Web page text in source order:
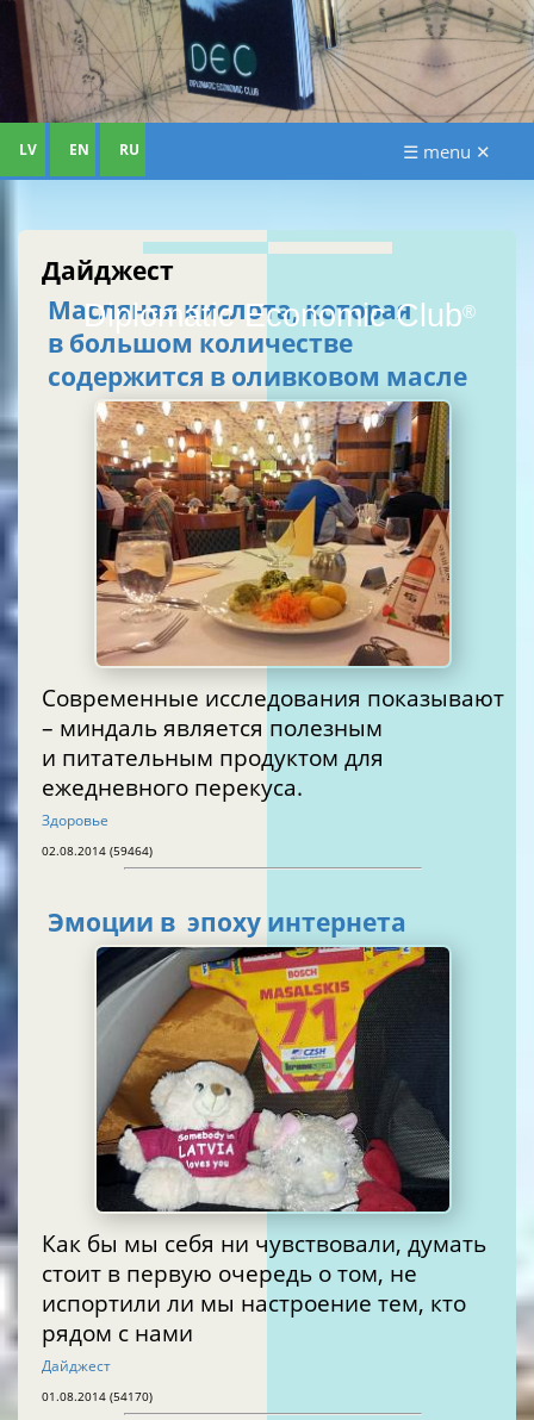
Diplomatic Economic Club®
LV EN RU ☰ menu ✕
Дайджест
Масляная кислота, которая
в большом количестве
содержится в оливковом масле
Современные исследования показывают
– миндаль является полезным
и питательным продуктом для
ежедневного перекуса.
Здоровье
02.08.2014 (59464)
Эмоции в эпоху интернета
Как бы мы себя ни чувствовали, думать
стоит в первую очередь о том, не
испортили ли мы настроение тем, кто
рядом с нами
Дайджест
01.08.2014 (54170)